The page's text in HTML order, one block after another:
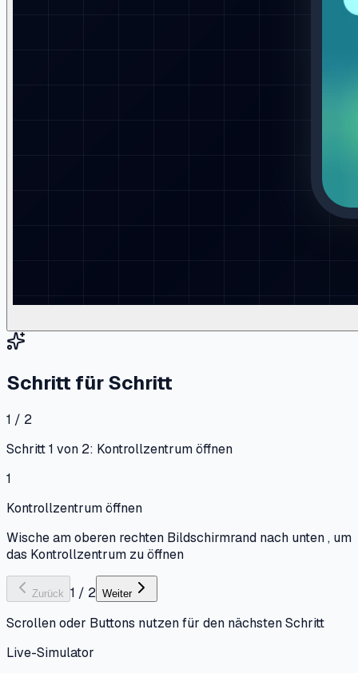
Schritt für Schritt
1 / 2
Schritt 1 von 2: Kontrollzentrum öffnen
1
Kontrollzentrum öffnen
Wische am oberen rechten Bildschirmrand nach unten , um
das Kontrollzentrum zu öffnen
Zurück 1 / 2 Weiter
Scrollen oder Buttons nutzen für den nächsten Schritt
Live-Simulator